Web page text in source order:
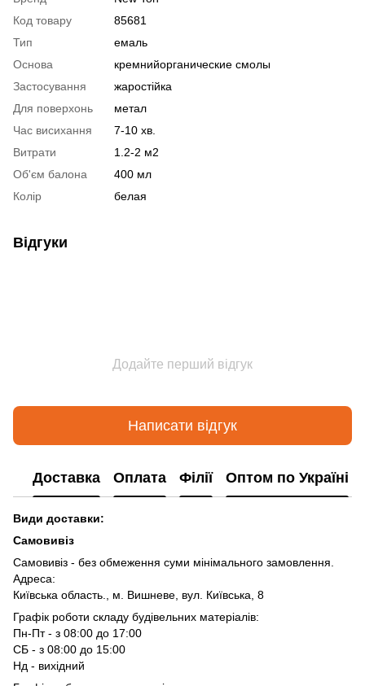
Код товару
85681
Тип
емаль
Основа
кремнийорганические смолы
Застосування
жаростійка
Для поверхонь
метал
Час висихання
7-10 хв.
Витрати
1.2-2 м2
Об'єм балона
400 мл
Колір
белая
Відгуки
Додайте перший відгук
Написати відгук
Доставка Оплата Філії Оптом по Україні
Види доставки:
Самовивіз
Самовивіз - без обмеження суми мінімального замовлення.
Адреса:
Київська область., м. Вишневе, вул. Київська, 8
Графік роботи складу будівельних матеріалів:
Пн-Пт - з 08:00 до 17:00
СБ - з 08:00 до 15:00
Нд - вихідний